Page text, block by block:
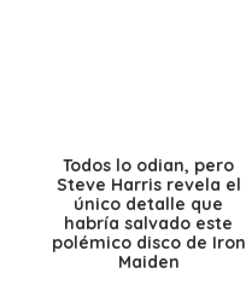
Todos lo odian, pero
Steve Harris revela el
único detalle que
habría salvado este
polémico disco de Iron
Maiden